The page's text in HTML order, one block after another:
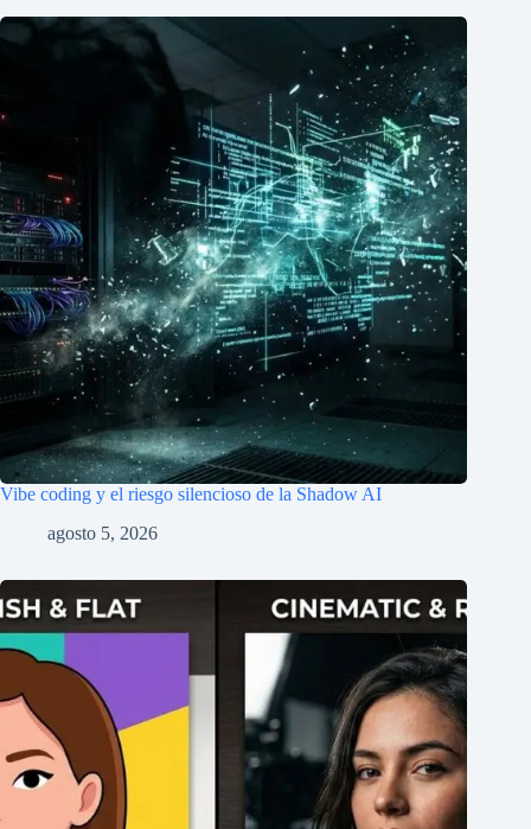
Vibe coding y el riesgo silencioso de la Shadow AI
agosto 5, 2026